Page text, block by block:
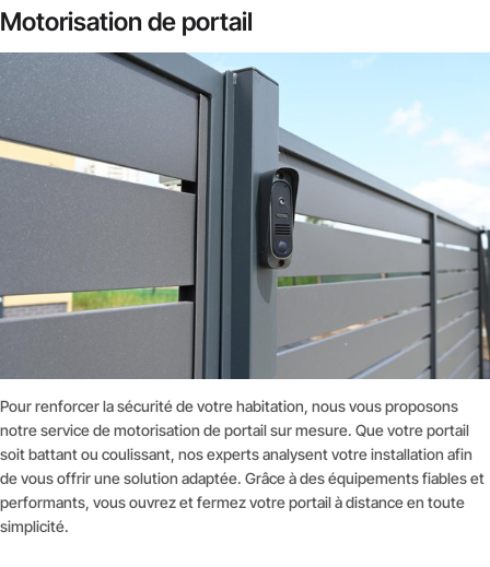
Motorisation de portail
Pour renforcer la sécurité de votre habitation, nous vous proposons
notre service de motorisation de portail sur mesure. Que votre portail
soit battant ou coulissant, nos experts analysent votre installation afin
de vous offrir une solution adaptée. Grâce à des équipements fiables et
performants, vous ouvrez et fermez votre portail à distance en toute
simplicité.